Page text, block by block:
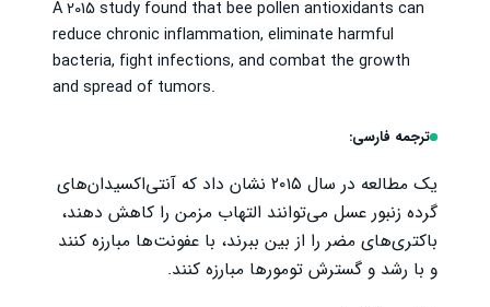
A 2015 study found that bee pollen antioxidants can
reduce chronic inflammation, eliminate harmful
bacteria, fight infections, and combat the growth
and spread of tumors.
ترجمه فارسی:
یک مطالعه در سال ۲۰۱۵ نشان داد که آنتی‌اکسیدان‌های
گرده زنبور عسل می‌توانند التهاب مزمن را کاهش دهند،
باکتری‌های مضر را از بین ببرند، با عفونت‌ها مبارزه کنند
و با رشد و گسترش تومورها مبارزه کنند.